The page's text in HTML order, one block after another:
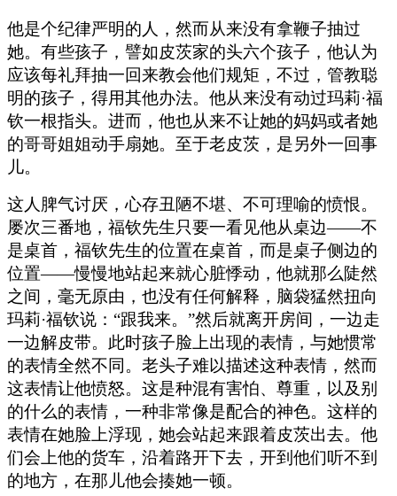
他是个纪律严明的人，然而从来没有拿鞭子抽过
她。有些孩子，譬如皮茨家的头六个孩子，他认为
应该每礼拜抽一回来教会他们规矩，不过，管教聪
明的孩子，得用其他办法。他从来没有动过玛莉·福
钦一根指头。进而，他也从来不让她的妈妈或者她
的哥哥姐姐动手扇她。至于老皮茨，是另外一回事
儿。
这人脾气讨厌，心存丑陋不堪、不可理喻的愤恨。
屡次三番地，福钦先生只要一看见他从桌边——不
是桌首，福钦先生的位置在桌首，而是桌子侧边的
位置——慢慢地站起来就心脏悸动，他就那么陡然
之间，毫无原由，也没有任何解释，脑袋猛然扭向
玛莉·福钦说：“跟我来。”然后就离开房间，一边走
一边解皮带。此时孩子脸上出现的表情，与她惯常
的表情全然不同。老头子难以描述这种表情，然而
这表情让他愤怒。这是种混有害怕、尊重，以及别
的什么的表情，一种非常像是配合的神色。这样的
表情在她脸上浮现，她会站起来跟着皮茨出去。他
们会上他的货车，沿着路开下去，开到他们听不到
的地方，在那儿他会揍她一顿。